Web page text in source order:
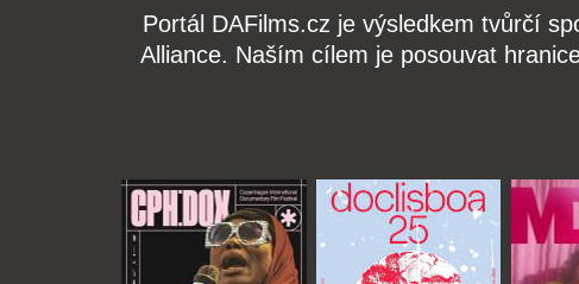
Portál DAFilms.cz je výsledkem tvůrčí
Alliance. Naším cílem je posouvat